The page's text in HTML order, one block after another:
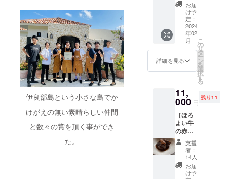
伊良部島という小さな島でか
けがえの無い素晴らしい仲間
と数々の賞を頂く事ができ
た。
くない
くらい
一流
で、
2023年
に食べ
たマン
ゴーの
たで
す。 父
が育て
たプレ
ミアム
な香り
を是非
味わっ
てみて
くださ
い。 ※
名を載
せれる
利“1/20
サイ
ズ“】
YouTub
e動画エ
ンド
ロール
社名や
個人
名、ロ
ゴ」を
掲載し
ます。
また、
SNS(Fa
cebook
、イン
スタグ
お届
け予
定：
2024
年02
月
詳細を見る
こ
の
リ
タ
ー
ン
を
選
択
す
る
11,
000 円
残り11
［ほろ
よい牛
の赤ワ
イン煮
込み］
ソース
は美味
しいが
支援
者：
14人
お届
け予